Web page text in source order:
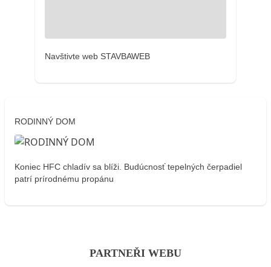
Navštivte web STAVBAWEB
RODINNÝ DOM
Koniec HFC chladív sa blíži. Budúcnosť tepelných čerpadiel
patrí prírodnému propánu
PARTNEŘI WEBU